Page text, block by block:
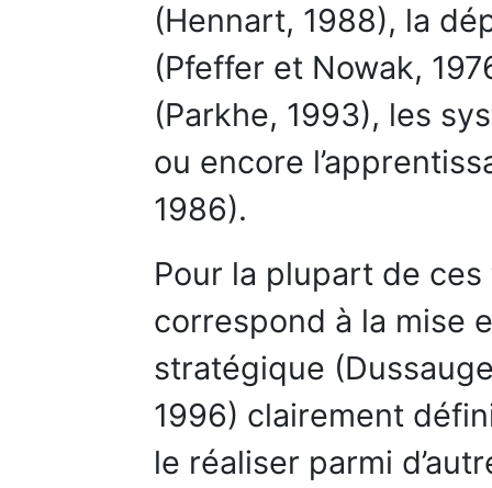
(Hennart, 1988), la
(Pfeffer et Nowak,
(Parkhe, 1993), les
ou encore
1986).
Pour la plupart de ces
correspond à la mise
stratégique
1996) clairement
le réaliser parmi